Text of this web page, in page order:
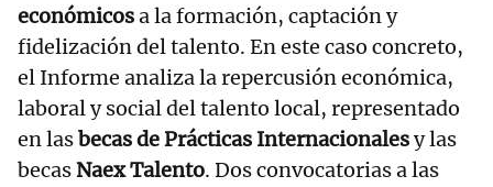
económicosa la formación, captación y
fidelización del talento. En este caso concreto,
el Informe analiza la repercusión económica,
laboral y social del talento local, representado
en lasbecas de Prácticas Internacionalesy las
becas Naex Talento. Dos convocatorias a las